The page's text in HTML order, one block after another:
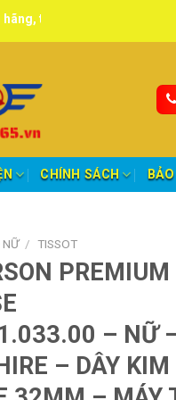
lý, CTV giao hàng toàn
CHÍNH SÁCH
NỮ / TISSOT
PREMIUM
– NỮ
– DÂY KIM